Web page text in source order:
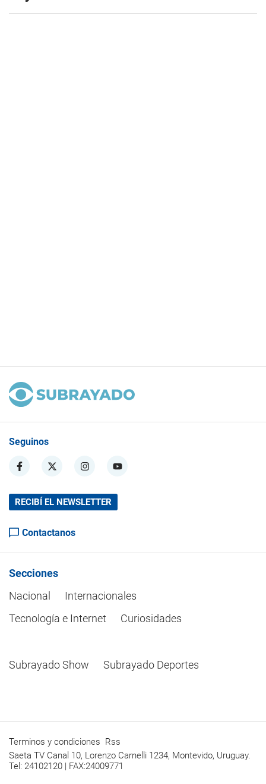
Seguinos
RECIBÍ EL NEWSLETTER
Contactanos
Secciones
Nacional
Internacionales
Tecnología e Internet
Curiosidades
Subrayado Show Subrayado Deportes
Terminos y condiciones Rss
Saeta TV Canal 10, Lorenzo Carnelli 1234, Montevido, Uruguay.
Tel: 24102120 | FAX:24009771